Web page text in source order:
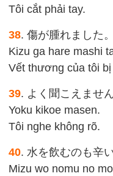
Tôi cắt phải tay.
38. 傷が腫れました。
Kizu ga hare mashi
Vết thương của tôi
39. よく聞こえません
Yoku kikoe masen.
Tôi nghe không rõ.
40. 水を飲むのも辛
Mizu wo nomu no